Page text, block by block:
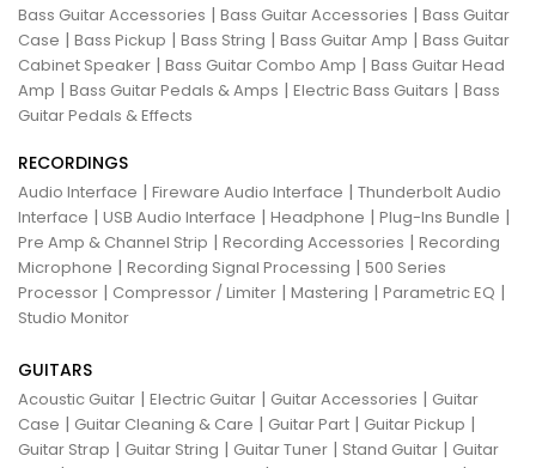
Bass Guitar Accessories | Bass Guitar Accessories | Bass Guitar
Case | Bass Pickup | Bass String | Bass Guitar Amp | Bass Guitar
Cabinet Speaker | Bass Guitar Combo Amp | Bass Guitar Head
Amp | Bass Guitar Pedals & Amps | Electric Bass Guitars | Bass
Guitar Pedals & Effects
RECORDINGS
Audio Interface | Fireware Audio Interface | Thunderbolt Audio
Interface | USB Audio Interface | Headphone | Plug-Ins Bundle |
Pre Amp & Channel Strip | Recording Accessories | Recording
Microphone | Recording Signal Processing | 500 Series
Processor | Compressor / Limiter | Mastering | Parametric EQ |
Studio Monitor
GUITARS
Acoustic Guitar | Electric Guitar | Guitar Accessories | Guitar
Case | Guitar Cleaning & Care | Guitar Part | Guitar Pickup |
Guitar Strap | Guitar String | Guitar Tuner | Stand Guitar | Guitar